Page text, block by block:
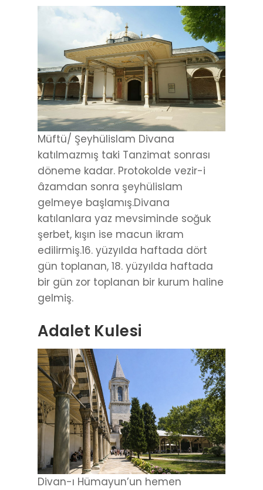
Müftü/ Şeyhülislam Divana
katılmazmış taki Tanzimat sonrası
döneme kadar. Protokolde vezir-i
âzamdan sonra şeyhülislam
gelmeye başlamış.Divana
katılanlara yaz mevsiminde soğuk
şerbet, kışın ise macun ikram
edilirmiş.16. yüzyılda haftada dört
gün toplanan, 18. yüzyılda haftada
bir gün zor toplanan bir kurum haline
gelmiş.
Adalet Kulesi
Divan-ı Hümayun’un hemen